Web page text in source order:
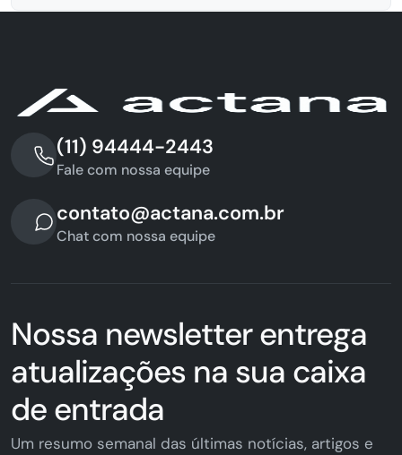
(11) 94444-2443
Fale com nossa equipe
contato@actana.com.br
Chat com nossa equipe
Nossa newsletter entrega
atualizações na sua caixa
de entrada
Um resumo semanal das últimas notícias, artigos e